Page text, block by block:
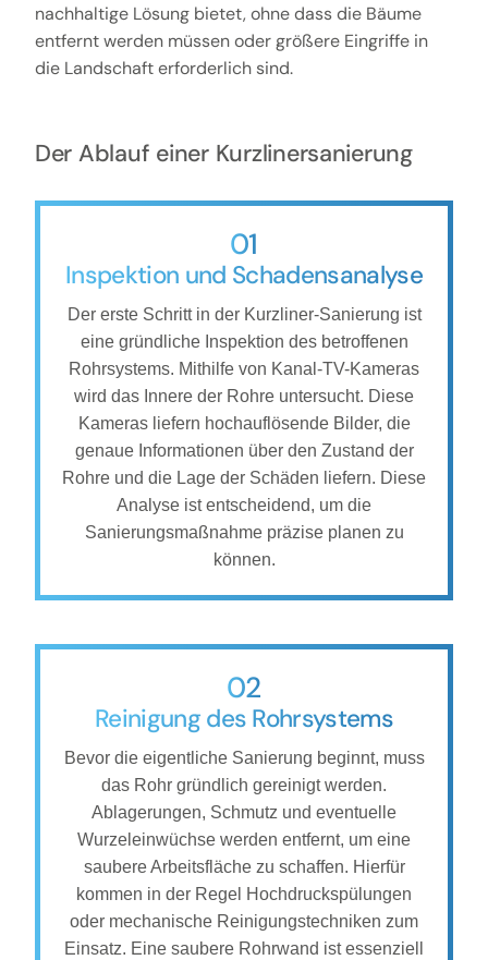
nachhaltige Lösung bietet, ohne dass die Bäume
entfernt werden müssen oder größere Eingriffe in
die Landschaft erforderlich sind.
Der Ablauf einer Kurzlinersanierung
01
Inspektion und Schadensanalyse
Der erste Schritt in der Kurzliner-Sanierung ist
eine gründliche Inspektion des betroffenen
Rohrsystems. Mithilfe von Kanal-TV-Kameras
wird das Innere der Rohre untersucht. Diese
Kameras liefern hochauflösende Bilder, die
genaue Informationen über den Zustand der
Rohre und die Lage der Schäden liefern. Diese
Analyse ist entscheidend, um die
Sanierungsmaßnahme präzise planen zu
können.
02
Reinigung des Rohrsystems
Bevor die eigentliche Sanierung beginnt, muss
das Rohr gründlich gereinigt werden.
Ablagerungen, Schmutz und eventuelle
Wurzeleinwüchse werden entfernt, um eine
saubere Arbeitsfläche zu schaffen. Hierfür
kommen in der Regel Hochdruckspülungen
oder mechanische Reinigungstechniken zum
Einsatz. Eine saubere Rohrwand ist essenziell